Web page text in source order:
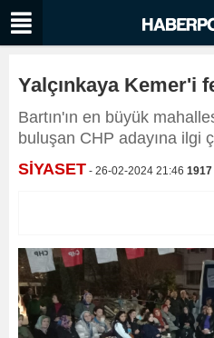
Yalçınkaya Kemer'i
Bartın'ın en büyük
buluşan CHP adayına ilgi
SİYASET - 26-02-2024 21:46 1917